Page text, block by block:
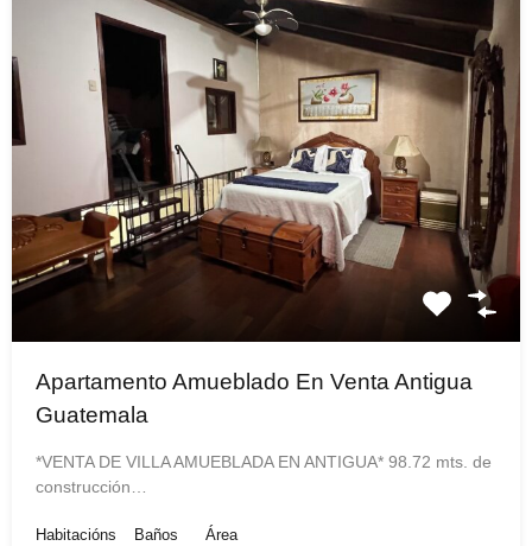
Apartamento Amueblado En Venta Antigua
Guatemala
*VENTA DE VILLA AMUEBLADA EN ANTIGUA* 98.72 mts. de
construcción…
Habitacións
Baños
Área